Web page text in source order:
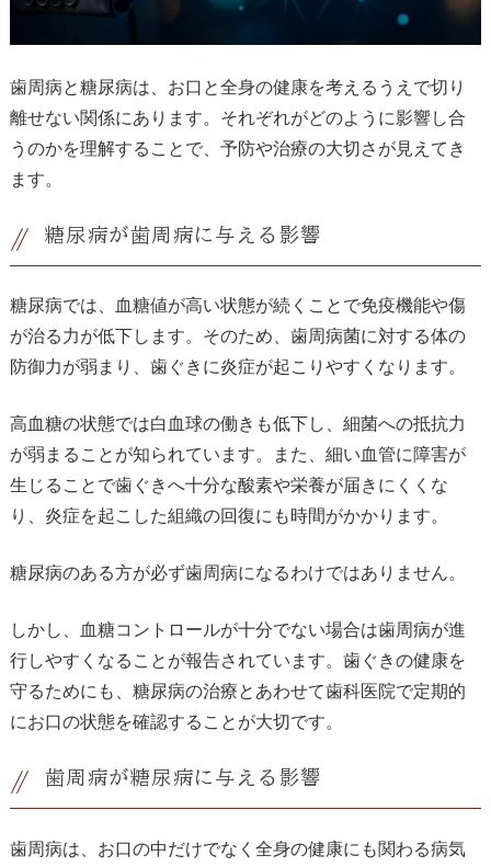
歯周病と糖尿病は、お口と全身の健康を考えるうえで切り
離せない関係にあります。それぞれがどのように影響し合
うのかを理解することで、予防や治療の大切さが見えてき
ます。
糖尿病が歯周病に与える影響
糖尿病では、血糖値が高い状態が続くことで免疫機能や傷
が治る力が低下します。そのため、歯周病菌に対する体の
防御力が弱まり、歯ぐきに炎症が起こりやすくなります。
高血糖の状態では白血球の働きも低下し、細菌への抵抗力
が弱まることが知られています。また、細い血管に障害が
生じることで歯ぐきへ十分な酸素や栄養が届きにくくな
り、炎症を起こした組織の回復にも時間がかかります。
糖尿病のある方が必ず歯周病になるわけではありません。
しかし、血糖コントロールが十分でない場合は歯周病が進
行しやすくなることが報告されています。歯ぐきの健康を
守るためにも、糖尿病の治療とあわせて歯科医院で定期的
にお口の状態を確認することが大切です。
歯周病が糖尿病に与える影響
歯周病は、お口の中だけでなく全身の健康にも関わる病気